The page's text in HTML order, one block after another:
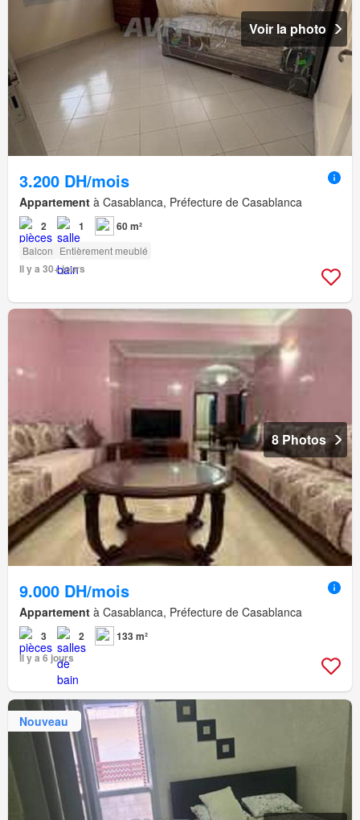
Voir la photo
3.200 DH/mois
Appartement à Casablanca, Préfecture de Casablanca
2 1 60 m²
Balcon Entièrement meublé
Il y a 30+ jours
8 Photos
9.000 DH/mois
Appartement à Casablanca, Préfecture de Casablanca
3 2
133 m²
Il y a 6 jours
Nouveau